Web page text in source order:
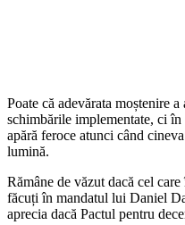
Poate că adevărata moștenire
schimbările implementate, ci în
apără feroce atunci când
lumină.
Rămâne de văzut dacă cel
făcuți în mandatul lui Daniel
aprecia dacă Pactul pentru